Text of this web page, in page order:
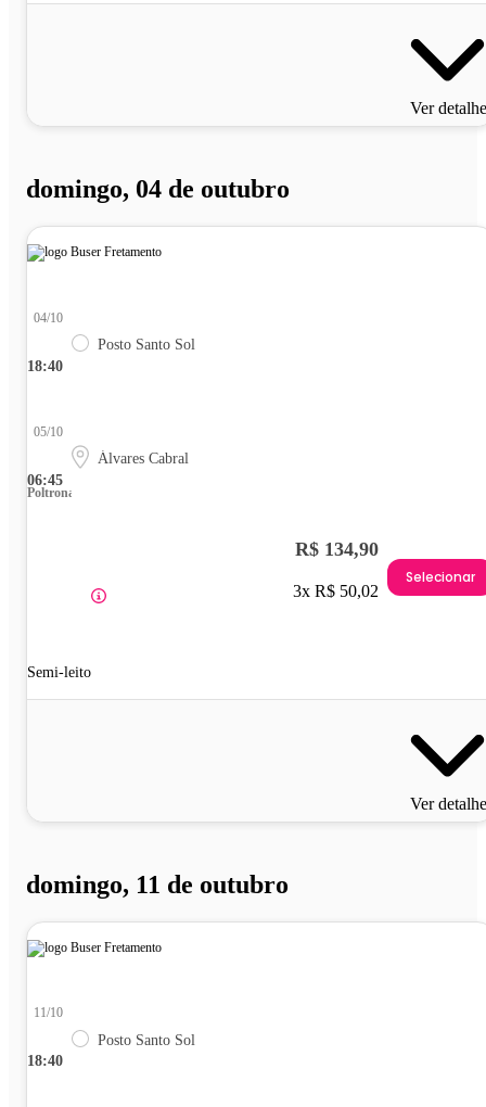
Ver
domingo, 04 de outubro
18:40
04/10
Posto Santo Sol
06:45
05/10
Álvares Cabral
Poltrona
Semi-leito
R$ 134,90
3x R$ 50,02
Selecionar
Ver
domingo, 11 de outubro
18:40
11/10
Posto Santo Sol